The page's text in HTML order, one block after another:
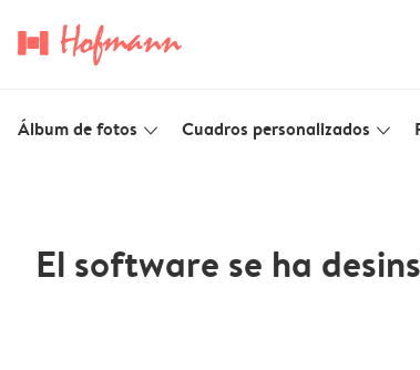
Álbum de fotos slim_arrow_down Cuadros personalizados slim_arrow_down
El software se ha